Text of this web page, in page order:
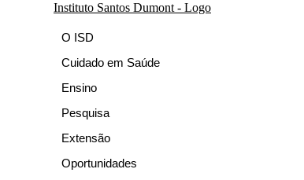
O ISD
Cuidado em Saúde
Ensino
Pesquisa
Extensão
Oportunidades